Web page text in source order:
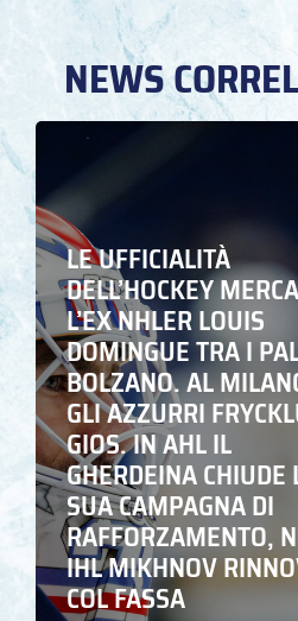
NEWS
LE UFFICIALITÀ
DELL’HOCKEY
L’EX NHLER LOUIS
DOMINGUE TRA I
BOLZANO. AL
GLI AZZURRI
GIOS. IN AHL IL
GHERDEINA CHIUDE
SUA CAMPAGNA DI
RAFFORZAMENTO,
IHL MIKHNOV
COL FASSA